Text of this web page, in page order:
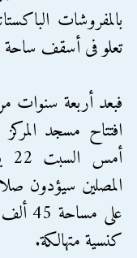
بالمفروشات
تعلو فى أسقف ساحة
افتتاح مسجد
المصلين سيؤدون
على
كنسية متهالكة.